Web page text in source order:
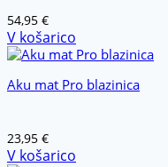
54,95 €
V košarico
Aku mat Pro blazinica
23,95 €
V košarico